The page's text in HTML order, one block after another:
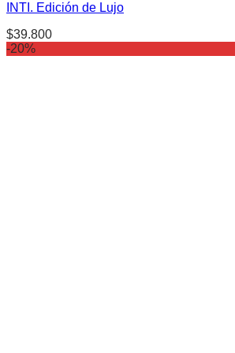
INTI. Edición de Lujo
$39.800
-20%